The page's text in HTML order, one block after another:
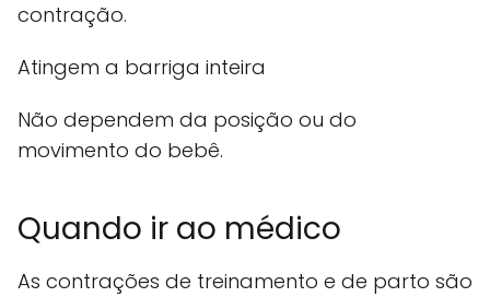
contração.
Atingem a barriga inteira
Não dependem da posição ou do
movimento do bebê.
Quando ir ao médico
As contrações de treinamento e de parto são